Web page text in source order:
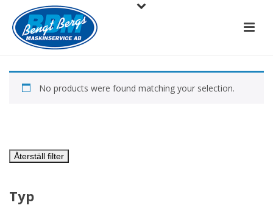
No products were found matching your selection.
Återställ filter
Typ